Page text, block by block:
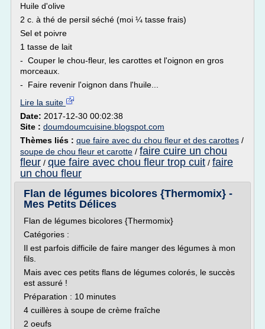
Huile d'olive
2 c. à thé de persil séché (moi ¼ tasse frais)
Sel et poivre
1 tasse de lait
- Couper le chou-fleur, les carottes et l'oignon en gros
morceaux.
- Faire revenir l'oignon dans l'huile...
Lire la suite
Date: 2017-12-30 00:02:38
Site : doumdoumcuisine.blogspot.com
Thèmes liés : que faire avec du chou fleur et des carottes /
soupe de chou fleur et carotte / faire cuire un chou
fleur / que faire avec chou fleur trop cuit / faire
un chou fleur
Flan de légumes bicolores {Thermomix} -
Mes Petits Délices
Flan de légumes bicolores {Thermomix}
Catégories :
Il est parfois difficile de faire manger des légumes à mon
fils.
Mais avec ces petits flans de légumes colorés, le succès
est assuré !
Préparation : 10 minutes
4 cuillères à soupe de crème fraîche
2 oeufs